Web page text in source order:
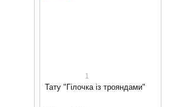
1
Тату "Гілочка із трояндами"